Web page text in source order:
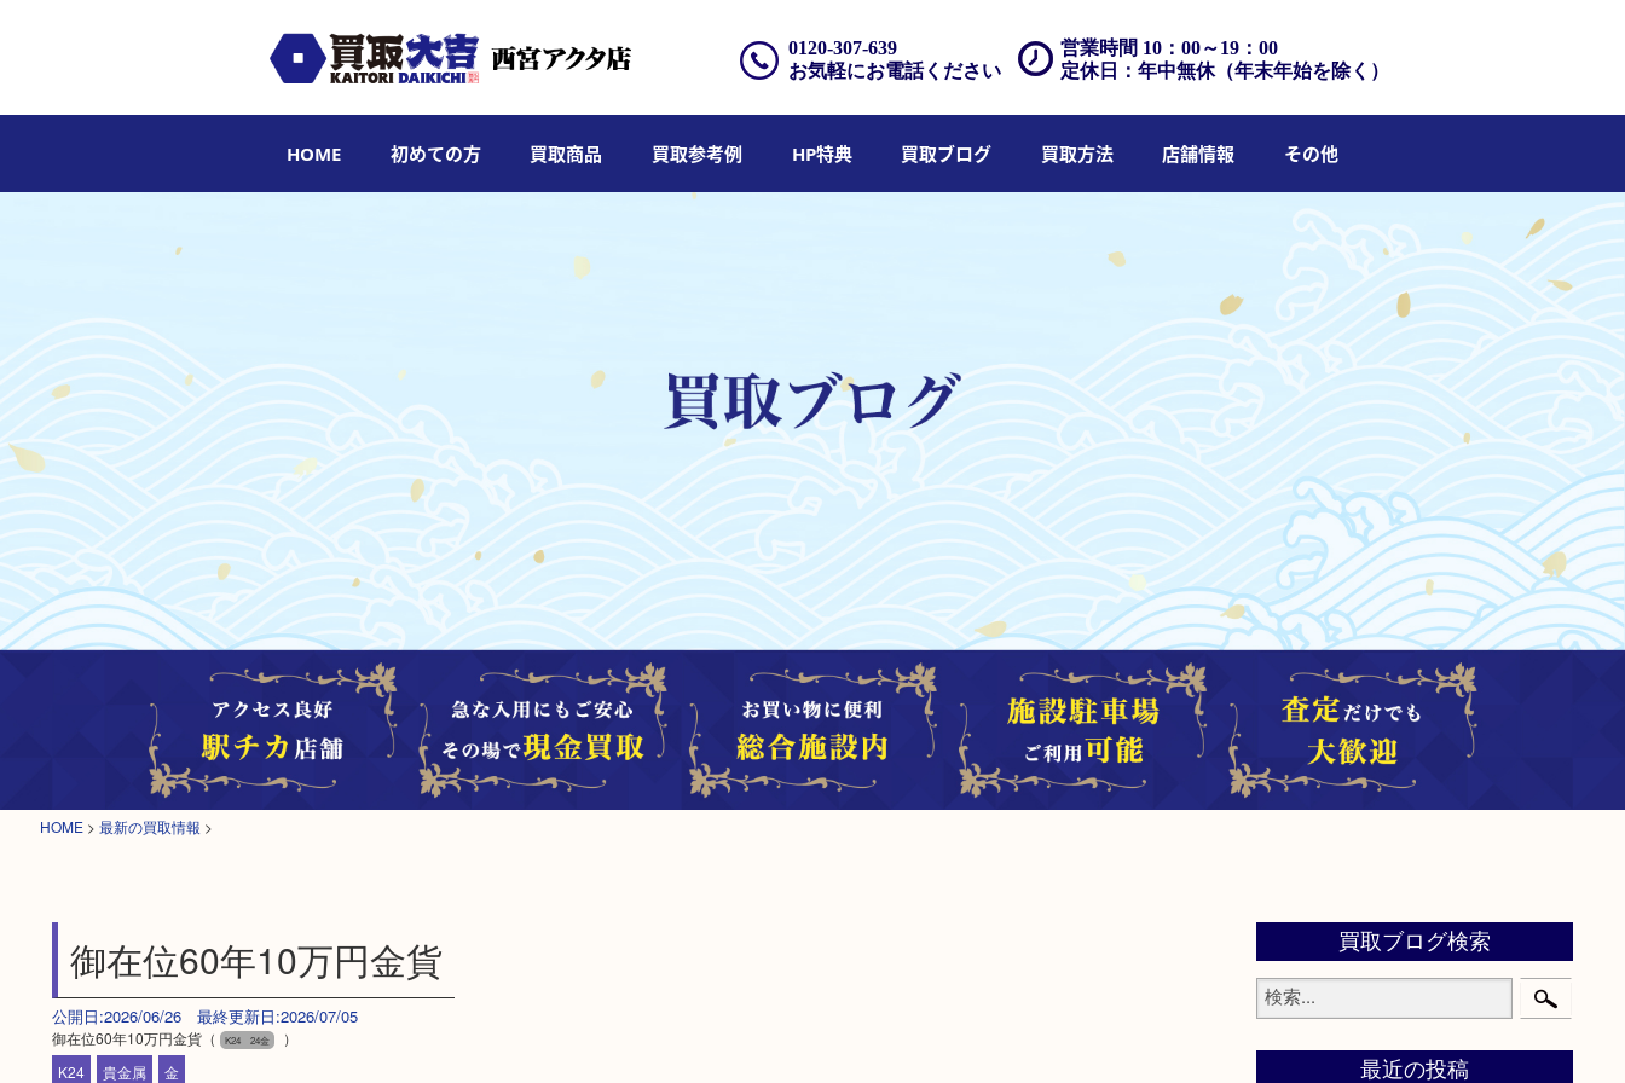
営業時間 10：00～19：00
定休日：年中無休（年末年始を除く）
0120-307-639
お気軽にお電話ください
HOME 初めての方 買取商品 買取参考例 HP特典 買取ブログ 買取方法 店舗情報 その他
HOME > 最新の買取情報 >
御在位60年10万円金貨
公開日:2026/06/26 最終更新日:2026/07/05
御在位60年10万円金貨（ K24 24金
）
K24
貴金属 金
買取ブログ検索
最近の投稿